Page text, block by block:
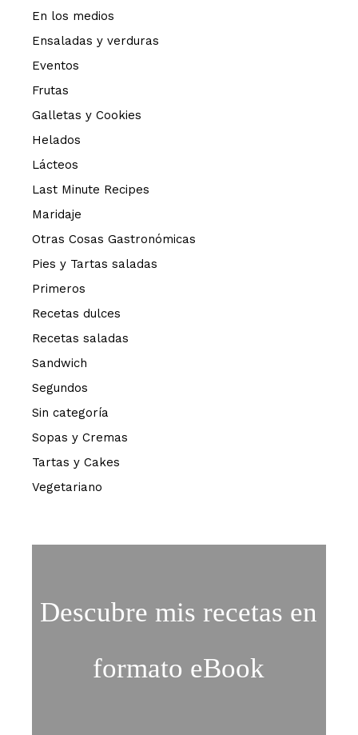
En los medios
Ensaladas y verduras
Eventos
Frutas
Galletas y Cookies
Helados
Lácteos
Last Minute Recipes
Maridaje
Otras Cosas Gastronómicas
Pies y Tartas saladas
Primeros
Recetas dulces
Recetas saladas
Sandwich
Segundos
Sin categoría
Sopas y Cremas
Tartas y Cakes
Vegetariano
Descubre mis recetas en
formato eBook